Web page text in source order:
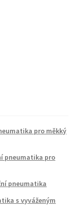
pro měkký
pneumatika pro
pneumatika
s vyváženým